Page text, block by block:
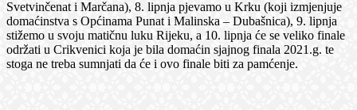
Svetvinčenat i Marčana), 8. lipnja pjevamo u Krku (koji izmjenjuje
domaćinstva s Općinama Punat i Malinska – Dubašnica), 9. lipnja
stižemo u svoju matičnu luku Rijeku, a 10. lipnja će se veliko finale
održati u Crikvenici koja je bila domaćin sjajnog finala 2021.g. te
stoga ne treba sumnjati da će i ovo finale biti za pamćenje.